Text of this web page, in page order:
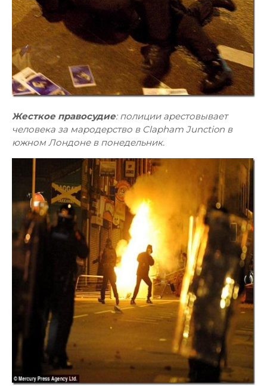
Жесткое правосудие: полиции арестовывает
человека за мародерство в Clapham Junction в
южном Лондоне в понедельник.